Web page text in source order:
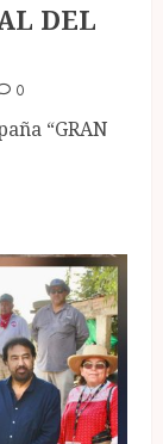
DEL
0
“GRAN